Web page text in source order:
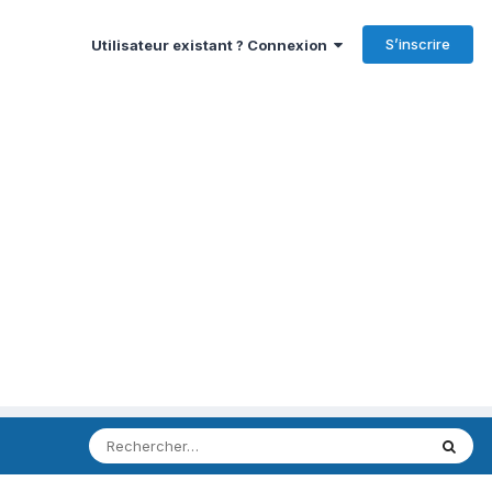
Utilisateur existant ? Connexion S’inscrire